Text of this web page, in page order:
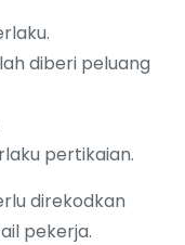
diberi peluang
pertikaian.
direkodkan
pekerja.